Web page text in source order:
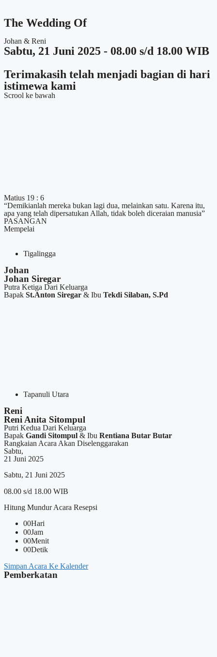
The Wedding Of
Johan & Reni
Sabtu, 21 Juni 2025 - 08.00 s/d 18.00 WIB
Terimakasih telah menjadi bagian di hari
istimewa kami
Scrool ke bawah
Matius 19 : 6
“Demikianlah mereka bukan lagi dua, melainkan satu. Karena itu,
apa yang telah dipersatukan Allah, tidak boleh diceraian manusia”
PASANGAN
Mempelai
Tigalingga
Johan
Johan Siregar
Putra Ketiga Dari Keluarga
Bapak St.Anton Siregar & Ibu Tekdi Silaban, S.Pd
Tapanuli Utara
Reni
Reni Anita Sitompul
Putri Kedua Dari Keluarga
Bapak Gandi Sitompul & Ibu Rentiana Butar Butar
Rangkaian Acara Akan Diselenggarakan
Sabtu,
21 Juni 2025
Sabtu, 21 Juni 2025
08.00 s/d 18.00 WIB
Hitung Mundur Acara Resepsi
00Hari
00Jam
00Menit
00Detik
Simpan Acara Ke Kalender
Pemberkatan